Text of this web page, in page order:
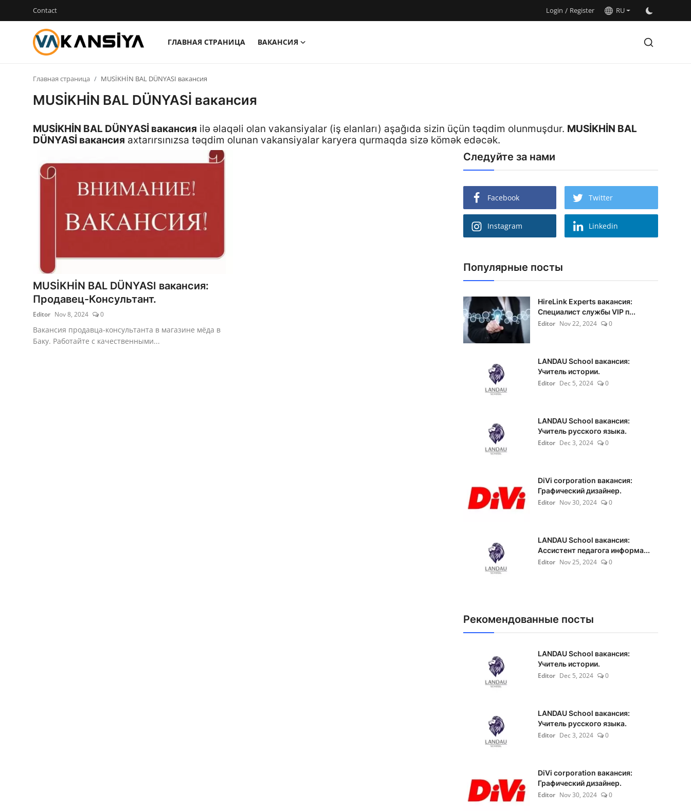
Contact Login / Register RU
ГЛАВНАЯ СТРАНИЦА
ВАКАНСИЯ
Login
Главная страница
Contact
RU
Главная страница MUSİKHİN BAL DÜNYASI вакансия
MUSİKHİN BAL DÜNYASİ вакансия
MUSİKHİN BAL DÜNYASİ вакансия ilə əlaqəli olan vakansiyalar (iş elanları) aşağıda sizin üçün təqdim olunmuşdur. MUSİKHİN BAL
DÜNYASİ вакансия axtarırsınızsa təqdim olunan vakansiyalar karyera qurmaqda sizə kömək edəcək.
MUSİKHİN BAL DÜNYASI вакансия:
Продавец-Консультант.
Editor Nov 8, 2024 0
Вакансия продавца-консультанта в магазине мёда в
Баку. Работайте с качественными...
Следуйте за нами
Facebook Twitter
Instagram Linkedin
Популярные посты
HireLink Experts вакансия:
Специалист службы VIP п...
Editor Nov 22, 2024 0
LANDAU School вакансия:
Учитель истории.
Editor Dec 5, 2024 0
LANDAU School вакансия:
Учитель русского языка.
Editor Dec 3, 2024 0
DiVi corporation вакансия:
Графический дизайнер.
Editor Nov 30, 2024 0
LANDAU School вакансия:
Ассистент педагога информа...
Editor Nov 25, 2024 0
Рекомендованные посты
LANDAU School вакансия:
Учитель истории.
Editor Dec 5, 2024 0
LANDAU School вакансия:
Учитель русского языка.
Editor Dec 3, 2024 0
DiVi corporation вакансия:
Графический дизайнер.
Editor Nov 30, 2024 0